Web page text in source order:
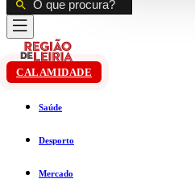
CALAMIDADE
Saúde
Desporto
Mercado